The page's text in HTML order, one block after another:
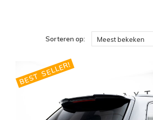
Sorteren op: Meest bekeken
BEST SELLER!